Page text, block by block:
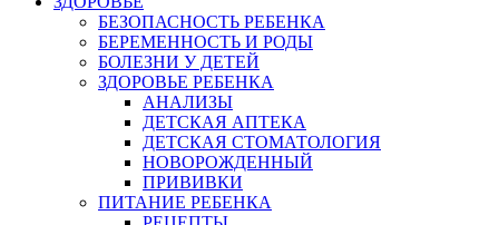
БЕЗОПАСНОСТЬ РЕБЕНКА
БЕРЕМЕННОСТЬ И РОДЫ
БОЛЕЗНИ У ДЕТЕЙ
ЗДОРОВЬЕ РЕБЕНКА
АНАЛИЗЫ
ДЕТСКАЯ АПТЕКА
ДЕТСКАЯ СТОМАТОЛОГИЯ
НОВОРОЖДЕННЫЙ
ПРИВИВКИ
ПИТАНИЕ РЕБЕНКА